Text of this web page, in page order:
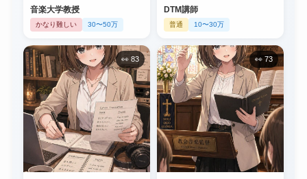
音楽大学教授
かなり難しい 30〜50万
DTM講師
普通 10〜30万
👀 83 👀 73